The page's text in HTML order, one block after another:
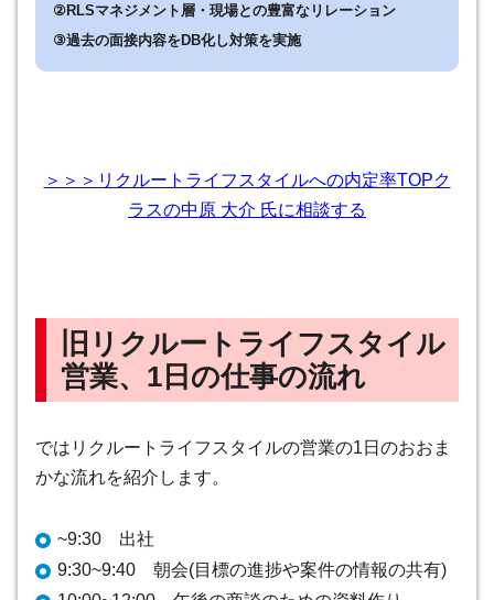
②RLSマネジメント層・現場との豊富なリレーション
③過去の面接内容をDB化し対策を実施
＞＞＞リクルートライフスタイルへの内定率TOPク
ラスの中原 大介 氏に相談する
旧リクルートライフスタイル
営業、1日の仕事の流れ
ではリクルートライフスタイルの営業の1日のおおま
かな流れを紹介します。
~9:30 出社
9:30~9:40 朝会(目標の進捗や案件の情報の共有)